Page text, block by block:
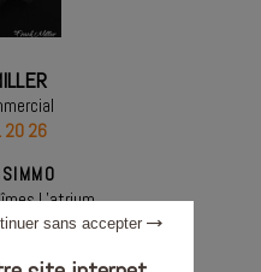
20 26
L’atrium
sans accepter